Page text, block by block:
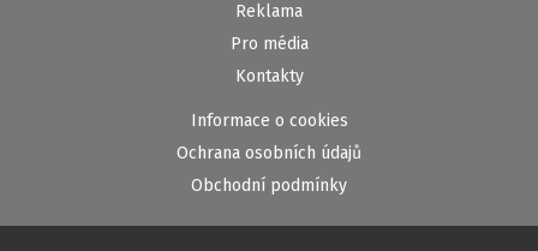
Reklama
Pro média
Kontakty
Informace o cookies
Ochrana osobních údajů
Obchodní podmínky